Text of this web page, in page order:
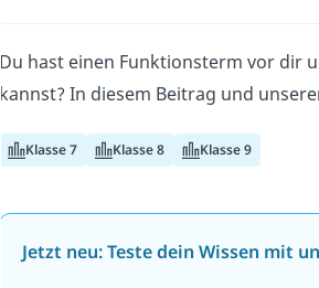
Du hast einen Funktionsterm vor dir
kannst? In diesem Beitrag und
Klasse 7 Klasse 8 Klasse 9
Jetzt neu: Teste dein Wissen mit